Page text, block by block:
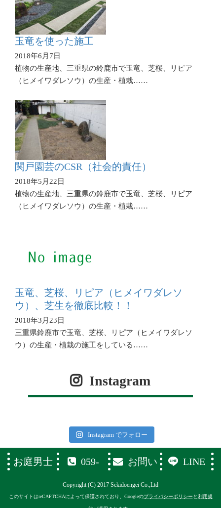
玉竜を使った施工
2018年6月7日
植物の生産地、三重県の鈴鹿市で玉竜、芝桜、リピア
（ヒメイワダレソウ）の生産・植栽……
関戸園芸のCSR（社会的責任）
2018年5月22日
植物の生産地、三重県の鈴鹿市で玉竜、芝桜、リピア
（ヒメイワダレソウ）の生産・植栽……
玉竜、芝桜、リピア（ヒメイワダレソ
ウ）、芝生を徹底比較！！
2018年3月23日
三重県鈴鹿市で玉竜、芝桜、リピア（ヒメイワダレソ
ウ）の生産・植栽の施工をしている……
Instagram
Instagram でフォロー
お庭男士
059-
お問い
ォーム
LINE
Copyright (C) 2017 Sekidoengei Co.,Ltd
このサイトはreCAPTCHAによって保護されており、Googleのプライバシーポリシーと利用規